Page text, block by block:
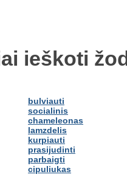
ieškoti
bulviauti
socialinis
chameleonas
lamzdelis
kurpiauti
prasijudinti
parbaigti
cipuliukas